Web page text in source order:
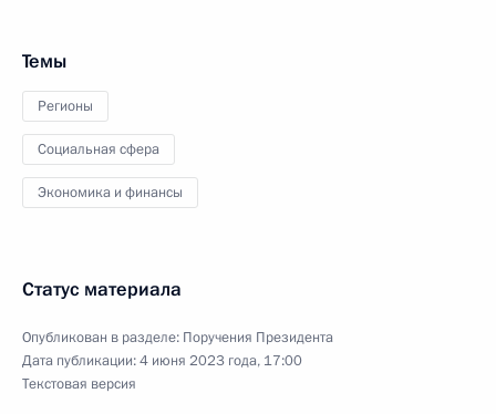
Темы
Регионы
Социальная сфера
Экономика и финансы
Статус материала
Опубликован в разделе: Поручения Президента
Дата публикации:4 июня 2023 года, 17:00
Текстовая версия